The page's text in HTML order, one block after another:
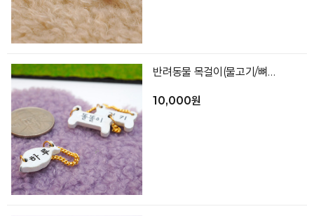
반려동물 목걸이(물고기/뼈다귀 2종 택1)
10,000원